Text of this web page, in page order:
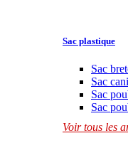
Sac plastique
Sac
Sac
Sac
Sac
Voir tous les